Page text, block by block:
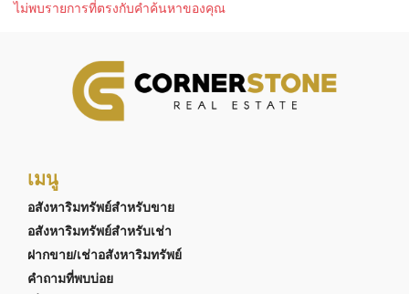
ไม่พบรายการที่ตรงกับคำค้นหาของคุณ
เมนู
อสังหาริมทรัพย์สำหรับขาย
อสังหาริมทรัพย์สำหรับเช่า
ฝากขาย/เช่าอสังหาริมทรัพย์
คำถามที่พบบ่อย